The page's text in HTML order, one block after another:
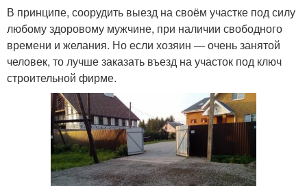
В принципе, соорудить выезд на своём участке под силу
любому здоровому мужчине, при наличии свободного
времени и желания. Но если хозяин — очень занятой
человек, то лучше заказать въезд на участок под ключ
строительной фирме.